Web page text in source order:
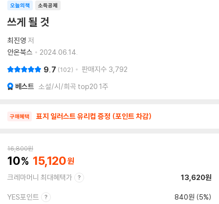
소득공제
오늘의책
쓰게 될 것
최진영 저
안온북스
2024.06.14.
9.7 102 판매지수 3,792
베스트 소설/시/희곡 top20 1주
구매혜택 표지 일러스트 유리컵 증정 (포인트 차감)
16,800원
10 15,120
크레마머니 최대혜택가 13,620원
YES포인트 840원 (5%)